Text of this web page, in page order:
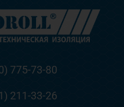
775-73-80
211-33-26